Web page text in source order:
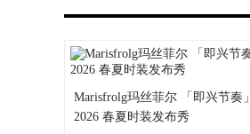
Marisfrolg玛丝菲尔 「即兴节奏」
2026 春夏时装发布秀